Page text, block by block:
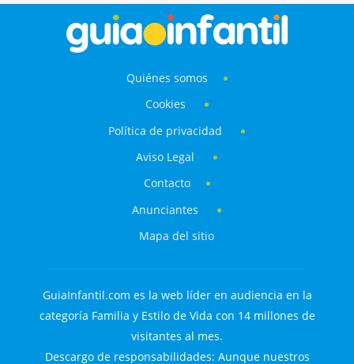
Quiénes somos
Cookies
Política de privacidad
Aviso Legal
Contacto
Anunciantes
Mapa del sitio
GuiaInfantil.com es la web líder en audiencia en la
categoría Familia y Estilo de Vida con 14 millones de
visitantes al mes.
Descargo de responsabilidades: Aunque nuestros